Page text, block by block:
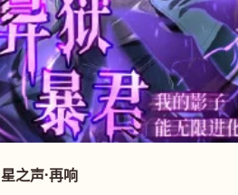
星之声·再响